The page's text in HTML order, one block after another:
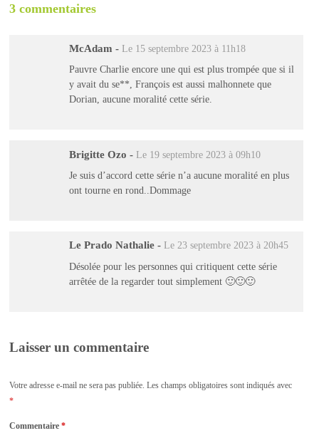
3 commentaires
McAdam - Le 15 septembre 2023 à 11h18
Pauvre Charlie encore une qui est plus trompée que si il
y avait du se**, François est aussi malhonnete que
Dorian, aucune moralité cette série.
Brigitte Ozo - Le 19 septembre 2023 à 09h10
Je suis d’accord cette série n’a aucune moralité en plus
ont tourne en rond..Dommage
Le Prado Nathalie - Le 23 septembre 2023 à 20h45
Désolée pour les personnes qui critiquent cette série
arrêtée de la regarder tout simplement 🙂🙂🙂
Laisser un commentaire
Votre adresse e-mail ne sera pas publiée. Les champs obligatoires sont indiqués avec
*
Commentaire*